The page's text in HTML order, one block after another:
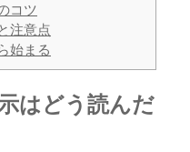
コツ
注意点
始まる
はどう読んだ